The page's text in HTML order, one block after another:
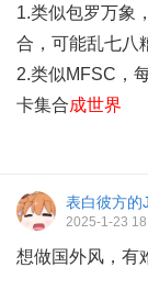
1.类似包罗万象
合，可能乱七八
2.类似MFSC，
卡集合成世界
表白彼方的
2025-1-23
想做国外风，有